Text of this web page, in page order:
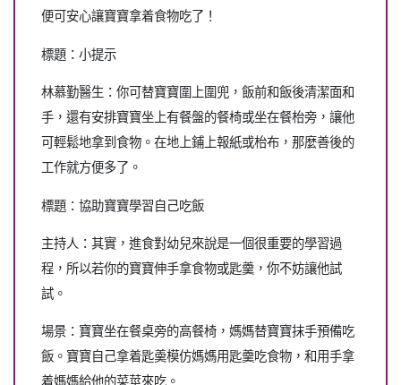
便可安心讓寶寶拿着食物吃了！
標題：小提示
林慕勤醫生：你可替寶寶圍上圍兜，飯前和飯後清潔面和
手，還有安排寶寶坐上有餐盤的餐椅或坐在餐枱旁，讓他
可輕鬆地拿到食物。在地上鋪上報紙或枱布，那麼善後的
工作就方便多了。
標題：協助寶寶學習自己吃飯
主持人：其實，進食對幼兒來說是一個很重要的學習過
程，所以若你的寶寶伸手拿食物或匙羹，你不妨讓他試
試。
場景：寶寶坐在餐桌旁的高餐椅，媽媽替寶寶抹手預備吃
飯。寶寶自己拿着匙羮模仿媽媽用匙羹吃食物，和用手拿
着媽媽給他的菜莖來吃。